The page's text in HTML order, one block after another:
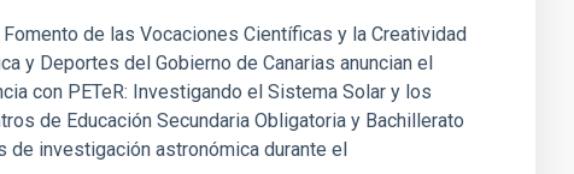
de las Vocaciones Científicas y la Creatividad
y Deportes del Gobierno de Canarias anuncian el
con PETeR: Investigando el Sistema Solar y los
de Educación Secundaria Obligatoria y Bachillerato
de investigación astronómica durante el